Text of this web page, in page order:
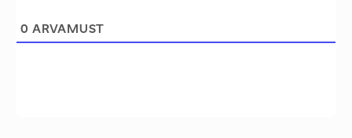
0 ARVAMUST